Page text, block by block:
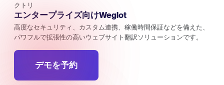
クトリ
エンタープライズ向けWeglot
高度なセキュリティ、カスタム連携、稼働時間保証などを備えた、
パワフルで拡張性の高いウェブサイト翻訳ソリューションです。
デモを予約